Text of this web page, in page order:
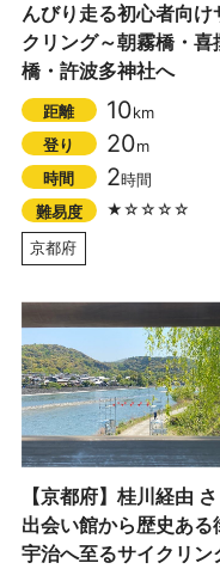
んびり走る初心者向け
クリング～朝霧橋・喜
橋・許波多神社へ
距離 10km
登り
20m
時間
2時間
難易度
★☆☆☆☆
京都府
【京都府】桂川経由
出会い館から歴史ある
宇治へ至るサイクリン